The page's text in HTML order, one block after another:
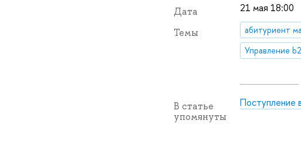
Дата 21 мая 18:00
Темы абитуриент
В статье
упомянуты
Поступление